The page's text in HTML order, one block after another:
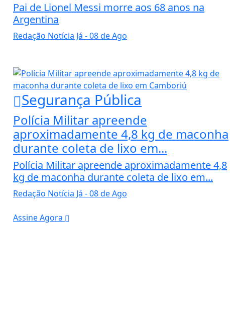
Pai de Lionel Messi morre aos 68 anos na
Argentina
Redação Notícia Já - 08 de Ago
Segurança Pública
Polícia Militar apreende
aproximadamente 4,8 kg de maconha
durante coleta de lixo em...
Polícia Militar apreende aproximadamente 4,8
kg de maconha durante coleta de lixo em...
Redação Notícia Já - 08 de Ago
Assine Agora